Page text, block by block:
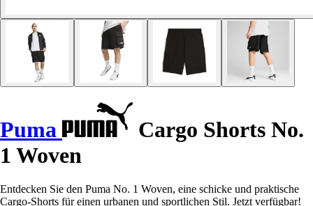
Puma
Cargo Shorts No.
1 Woven
Entdecken Sie den Puma No. 1 Woven, eine schicke und praktische
Cargo-Shorts für einen urbanen und sportlichen Stil. Jetzt verfügbar!